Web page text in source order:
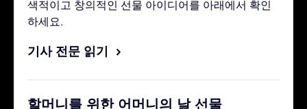
색적이고 창의적인 선물 아이디어를 아래에서 확인
하세요.
기사 전문 읽기
할머니를 위한 어머니의 날 선물